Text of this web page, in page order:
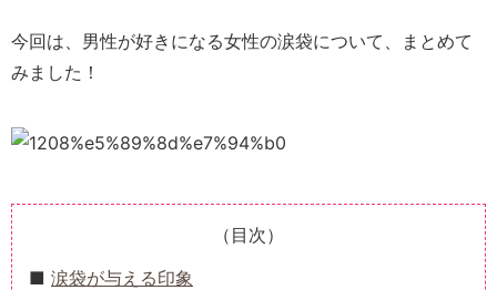
今回は、男性が好きになる女性の涙袋について、まとめて
みました！
（目次）
涙袋が与える印象